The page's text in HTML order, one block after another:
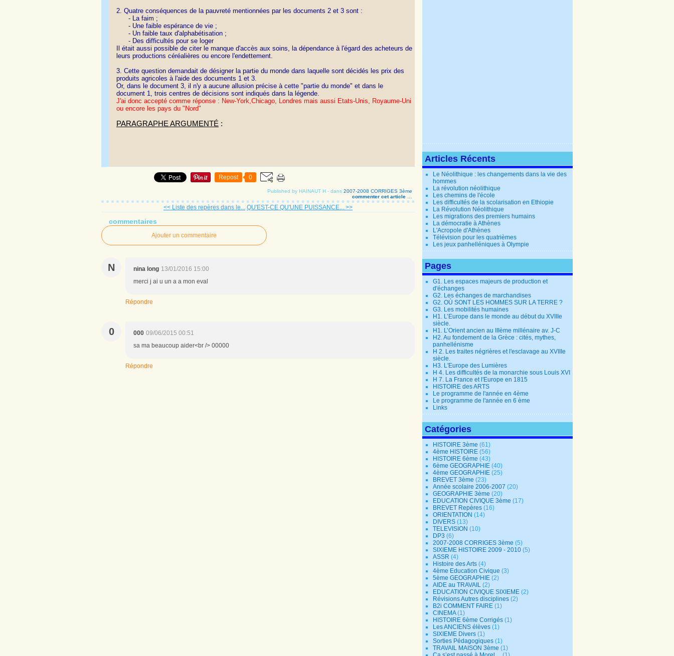
2. Quatre conséquences de la pauvreté mentionnées par les documents 2 et 3 sont :
- La faim ;
- Une faible espérance de vie ;
- Un faible taux d'alphabétisation ;
- Des difficultés pour se loger
Il était aussi possible de citer le manque d'accès aux soins, la dépendance à l'égard des acheteurs de
leurs productions céréalières ou encore l'endettement.
3. Cette question demandait de désigner la partie du monde dans laquelle sont décidés les prix des
produits agricoles à l'aide des documents 1 et 3.
Or, dans le document 3, il n'y a aucune allusion précise à cette "partie du monde" et dans le
document 1, trois centres de décisions sont indiqués dans la légende.
J'ai donc accepté comme réponse : New-York,Chicago, Londres mais aussi Etats-Unis, Royaume-Uni
ou encore les pays du "Nord"
PARAGRAPHE ARGUMENTÉ :
Repost 0
Published by HAINAUT H - dans 2007-2008 CORRIGES 3ème
commenter cet article
<< Liste des repères dans le... QU'EST-CE QU'UNE PUISSANCE... >>
commentaires
Ajouter un commentaire
N nina long 13/01/2016 15:00
merci j ai u un a a mon eval
Répondre
0 000 09/06/2015 00:51
sa ma beaucoup aider<br /> 00000
Répondre
Articles Récents
Le Néolithique : les changements dans la vie des
hommes
La révolution néolithique
Les chemins de l'école
Les difficultés de la scolarisation en Ethiopie
La Révolution Néolithique
Les migrations des premiers humains
La démocratie à Athènes
L'Acropole d'Athènes
Télévision pour les quatrièmes
Les jeux panhelléniques à Olympie
Pages
G1. Les espaces majeurs de production et
d'échanges
G2. Les échanges de marchandises
G2. OÙ SONT LES HOMMES SUR LA TERRE ?
G3. Les mobilités humaines
H1. L’Europe dans le monde au début du XVIIIe
siècle.
H1. L’Orient ancien au IIIème millénaire av. J-C
H2. Au fondement de la Grèce : cités, mythes,
panhellénisme
H 2. Les traites négrières et l'esclavage au XVIIIe
siècle.
H3. L'Europe des Lumières
H 4. Les difficultés de la monarchie sous Louis XVI
H 7. La France et l'Europe en 1815
HISTOIRE des ARTS
Le programme de l'année en 4ème
Le programme de l'année en 6 ème
Links
Catégories
HISTOIRE 3ème (61)
4ème HISTOIRE (56)
HISTOIRE 6ème (43)
6ème GEOGRAPHIE (40)
4ème GEOGRAPHIE (25)
BREVET 3ème (23)
Année scolaire 2006-2007 (20)
GEOGRAPHIE 3ème (20)
EDUCATION CIVIQUE 3ème (17)
BREVET Repères (16)
ORIENTATION (14)
DIVERS (13)
TELEVISION (10)
DP3 (6)
2007-2008 CORRIGES 3ème (5)
SIXIEME HISTOIRE 2009 - 2010 (5)
ASSR (4)
Histoire des Arts (4)
4ème Education Civique (3)
5ème GEOGRAPHIE (2)
AIDE au TRAVAIL (2)
EDUCATION CIVIQUE SIXIEME (2)
Révisions Autres disciplines (2)
B2i COMMENT FAIRE (1)
CINEMA(1)
HISTOIRE 6ème Corrigés (1)
Les ANCIENS élèves (1)
SIXIEME Divers (1)
Sorties Pédagogiques (1)
TRAVAIL MAISON 3ème (1)